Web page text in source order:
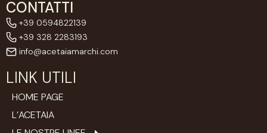
CONTATTI
+39 0594822139
+39 328 2283193
info@acetaiamarchi.com
LINK UTILI
HOME PAGE
L’ACETAIA